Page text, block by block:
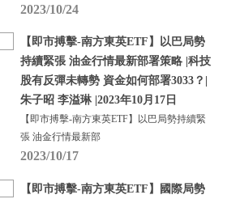
2023/10/24
【即市搏擊-南方東英ETF】以巴局勢
持續緊張 油金行情最新部署策略 |科技
股有反彈未轉勢 資金如何部署3033？|
朱子昭 李溢琳 |2023年10月17日
【即市搏擊-南方東英ETF】以巴局勢持續緊
張 油金行情最新部
2023/10/17
【即市搏擊-南方東英ETF】國際局勢